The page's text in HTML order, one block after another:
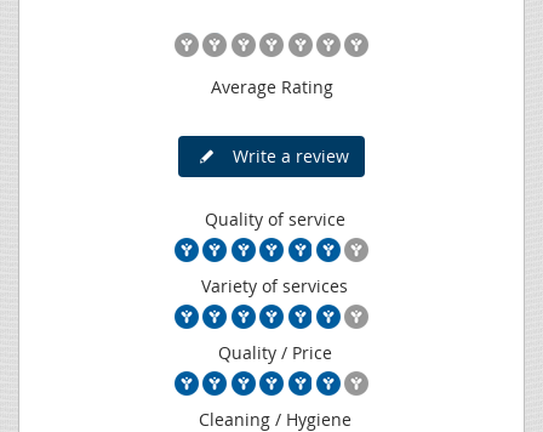
Average Rating
Write a review
Quality of service
Variety of services
Quality / Price
Cleaning / Hygiene